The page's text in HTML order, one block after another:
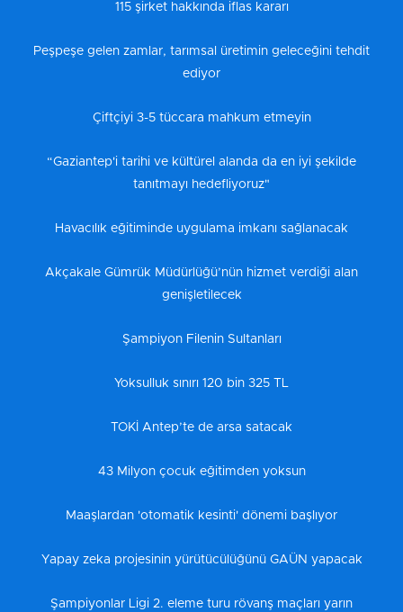
115 şirket hakkında iflas kararı
Peşpeşe gelen zamlar, tarımsal üretimin geleceğini tehdit
ediyor
Çiftçiyi 3-5 tüccara mahkum etmeyin
“Gaziantep'i tarihi ve kültürel alanda da en iyi şekilde
tanıtmayı hedefliyoruz"
Havacılık eğitiminde uygulama imkanı sağlanacak
Akçakale Gümrük Müdürlüğü’nün hizmet verdiği alan
genişletilecek
Şampiyon Filenin Sultanları
Yoksulluk sınırı 120 bin 325 TL
TOKİ Antep’te de arsa satacak
43 Milyon çocuk eğitimden yoksun
Maaşlardan 'otomatik kesinti' dönemi başlıyor
Yapay zeka projesinin yürütücülüğünü GAÜN yapacak
Şampiyonlar Ligi 2. eleme turu rövanş maçları yarın